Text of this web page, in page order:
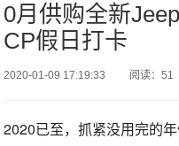
0月供购全新
CP假日打卡
2020-01-09 17:19:33 阅读：51
2020已至，抓紧没用完的